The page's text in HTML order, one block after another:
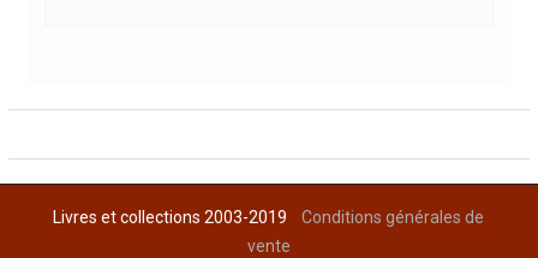
Livres et collections 2003-2019Conditions générales de
vente